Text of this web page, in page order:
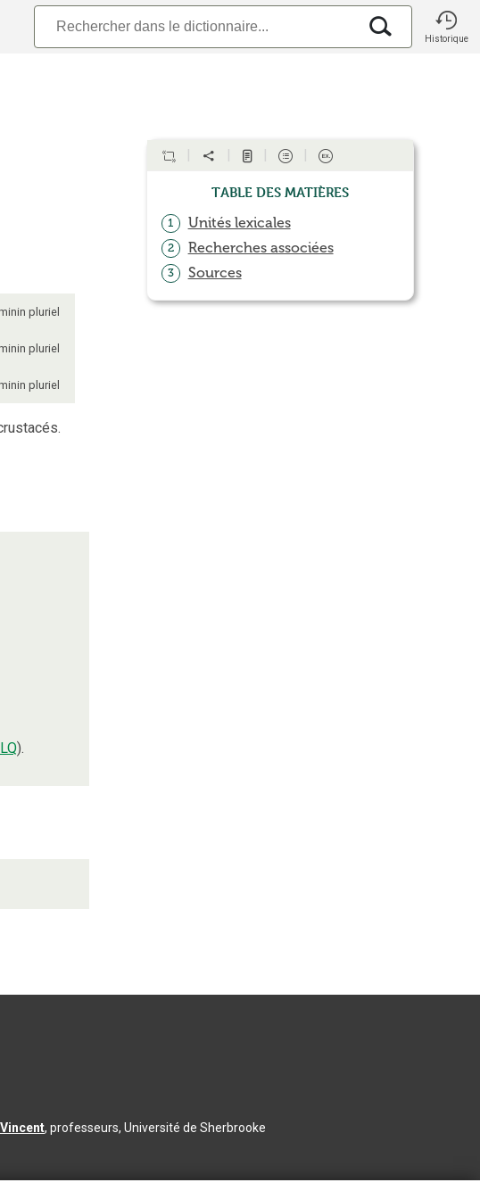
Historique
pluriel
pluriel
pluriel
).
Table des matières
1 Unités lexicales
2 Recherches associées
3 Sources
, professeurs, Université de Sherbrooke